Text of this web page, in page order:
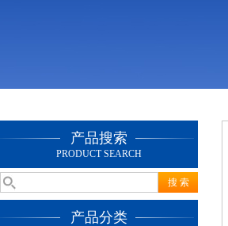
产品搜索
PRODUCT SEARCH
产品分类